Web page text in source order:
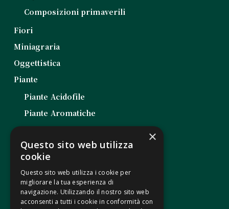
Composizioni primaverili
Fiori
Miniagraria
Oggettistica
Piante
Piante Acidofile
Piante Aromatiche
Piante da Balcone
Piante da Esterno
Piante da Interno
Piante Grasse
Piantine da Orto
×
Questo sito web utilizza
cookie
Questo sito web utilizza i cookie per
migliorare la tua esperienza di
navigazione. Utilizzando il nostro sito web
acconsenti a tutti i cookie in conformità con